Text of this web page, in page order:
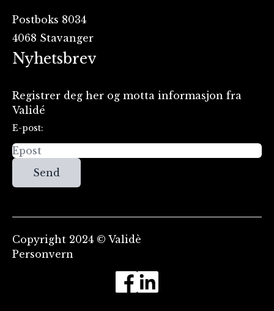
Postboks 8034
4068 Stavanger
Nyhetsbrev
Registrer deg her og motta informasjon fra
Validé
E-post:
Send
Copyright 2024 © Validè
Personvern